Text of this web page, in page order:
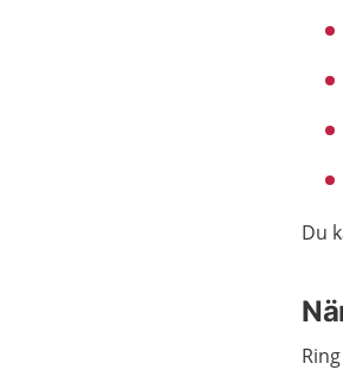
Du